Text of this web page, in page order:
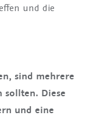
und die
sind mehrere
sollten. Diese
und eine